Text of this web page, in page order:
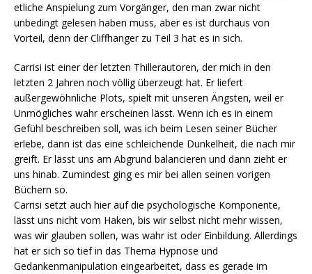
etliche Anspielung zum Vorgänger, den man zwar nicht
unbedingt gelesen haben muss, aber es ist durchaus von
Vorteil, denn der Cliffhanger zu Teil 3 hat es in sich.
Carrisi ist einer der letzten Thillerautoren, der mich in den
letzten 2 Jahren noch völlig überzeugt hat. Er liefert
außergewöhnliche Plots, spielt mit unseren Ängsten, weil er
Unmögliches wahr erscheinen lässt. Wenn ich es in einem
Gefühl beschreiben soll, was ich beim Lesen seiner Bücher
erlebe, dann ist das eine schleichende Dunkelheit, die nach mir
greift. Er lässt uns am Abgrund balancieren und dann zieht er
uns hinab. Zumindest ging es mir bei allen seinen vorigen
Büchern so.
Carrisi setzt auch hier auf die psychologische Komponente,
lässt uns nicht vom Haken, bis wir selbst nicht mehr wissen,
was wir glauben sollen, was wahr ist oder Einbildung. Allerdings
hat er sich so tief in das Thema Hypnose und
Gedankenmanipulation eingearbeitet, dass es gerade im